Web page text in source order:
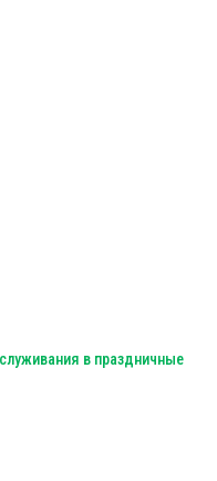
в праздничные